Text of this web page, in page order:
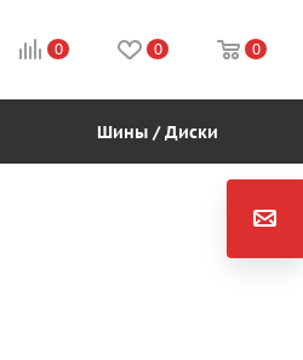
0 0 0
Шины / Диски